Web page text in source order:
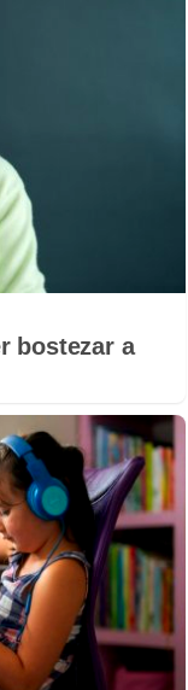
bostezar a